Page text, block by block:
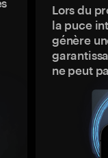
Lors du
la puce
génère
ne peut